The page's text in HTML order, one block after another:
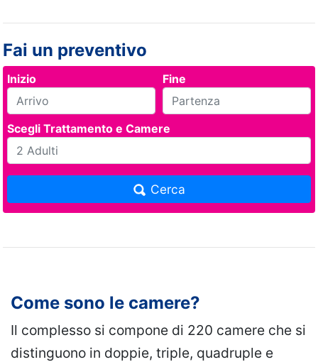
Fai un preventivo
Inizio Fine
Scegli Trattamento e Camere
Cerca
Come sono le camere?
Il complesso si compone di 220 camere che si
distinguono in doppie, triple, quadruple e